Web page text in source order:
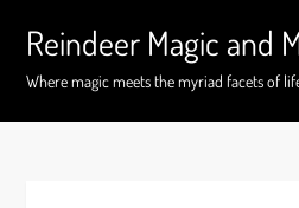
content
Reindeer Magic and
Where magic meets the myriad facets of